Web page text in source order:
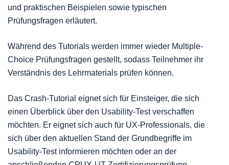
und praktischen Beispielen sowie typischen
Prüfungsfragen erläutert.
Während des Tutorials werden immer wieder Multiple-
Choice Prüfungsfragen gestellt, sodass Teilnehmer ihr
Verständnis des Lehrmaterials prüfen können.
Das Crash-Tutorial eignet sich für Einsteiger, die sich
einen Überblick über den Usability-Test verschaffen
möchten. Er eignet sich auch für UX-Professionals, die
sich über den aktuellen Stand der Grundbegriffe im
Usability-Test informieren möchten oder an der